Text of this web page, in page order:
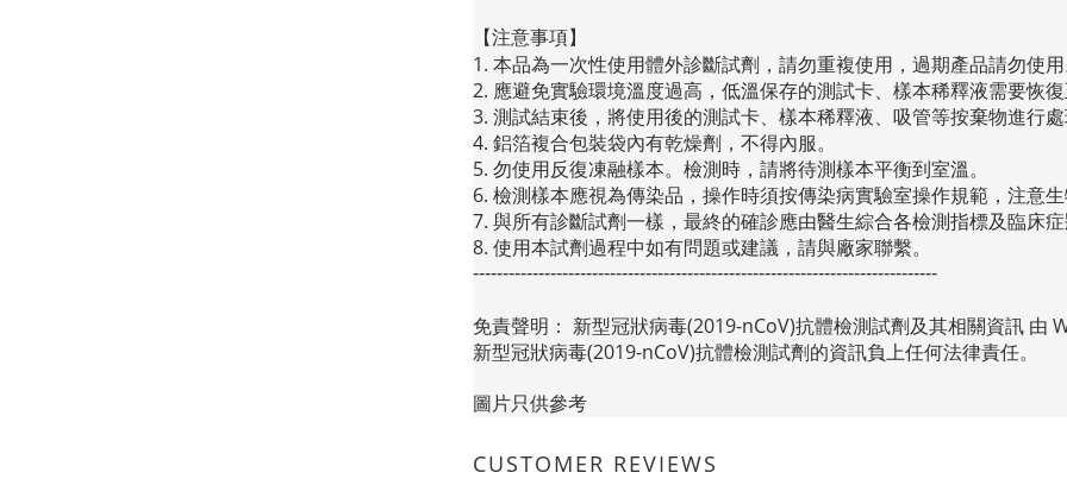
【注意事項】
1. 本品為一次性使用體外診斷試劑，請勿重複使用，過期產品請勿使
2. 應避免實驗環境溫度過高，低溫保存的測試卡、樣本稀釋液需要恢
3. 測試結束後，將使用後的測試卡、樣本稀釋液、吸管等按棄物進行
4. 鋁箔複合包裝袋內有乾燥劑，不得內服。
5. 勿使用反復凍融樣本。檢測時，請將待測樣本平衡到室溫。
6. 檢測樣本應視為傳染品，操作時須按傳染病實驗室操作規範，注意
7. 與所有診斷試劑一樣，最終的確診應由醫生綜合各檢測指標及臨床
8. 使用本試劑過程中如有問題或建議，請與廠家聯繫。
------------------------------------------------------------------------------
免責聲明： 新型冠狀病毒(2019-nCoV)抗體檢測試劑及其相關資訊 由
新型冠狀病毒(2019-nCoV)抗體檢測試劑的資訊負上任何法律責任。
圖片只供參考
CUSTOMER REVIEWS